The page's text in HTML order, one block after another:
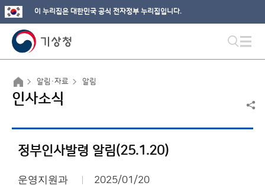
이 누리집은 대한민국 공식 전자정부 누리집입니다.
알림·자료 알림
인사소식
정부인사발령 알림(25.1.20)
운영지원과 2025/01/20